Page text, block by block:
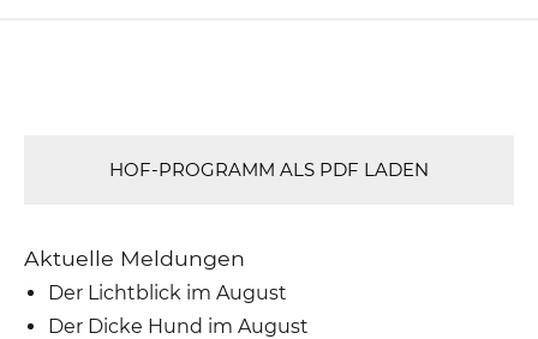
HOF-PROGRAMM ALS PDF LADEN
Aktuelle Meldungen
Der Lichtblick im August
Der Dicke Hund im August